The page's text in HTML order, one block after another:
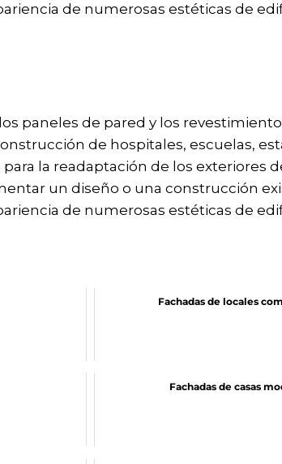
de numerosas estéticas de
paneles de pared y los
de hospitales, escuelas,
la readaptación de los exteriores
un diseño o una construcción
de numerosas estéticas de
Fachadas de locales
Fachadas de casas